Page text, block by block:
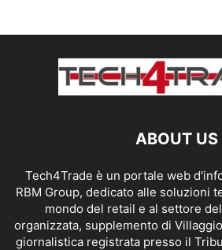
ABOUT US
Tech4Trade è un portale web
RBM Group, dedicato alle soluzioni
mondo del retail e al settore
organizzata, supplemento di
giornalistica registrata presso il